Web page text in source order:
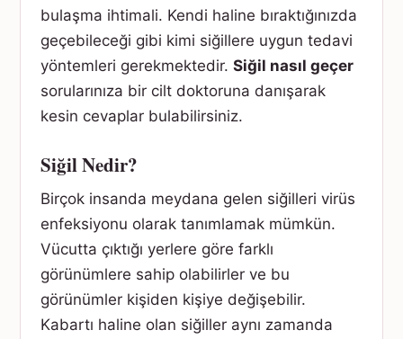
bulaşma ihtimali. Kendi haline bıraktığınızda
geçebileceği gibi kimi siğillere uygun tedavi
yöntemleri gerekmektedir. Siğil nasıl geçer
sorularınıza bir cilt doktoruna danışarak
kesin cevaplar bulabilirsiniz.
Siğil Nedir?
Birçok insanda meydana gelen siğilleri virüs
enfeksiyonu olarak tanımlamak mümkün.
Vücutta çıktığı yerlere göre farklı
görünümlere sahip olabilirler ve bu
görünümler kişiden kişiye değişebilir.
Kabartı haline olan siğiller aynı zamanda